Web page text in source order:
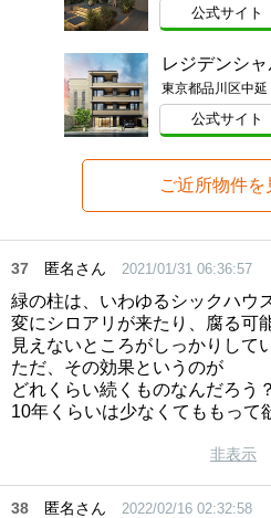
公式サイト
レジデンシ
東京都品川区中延
公式サイト
ご近所物件を
37 匿名さん 2021/01/31 06:36:57
緑の柱は、いわゆるシックハウ
変にシロアリが来たり、腐る可
見えないところがしっかりして
ただ、その効果というのが
どれくらい続くものなんだろう？
10年くらいは少なくてももって
非表示
38 匿名さん 2022/02/16 02:32:58